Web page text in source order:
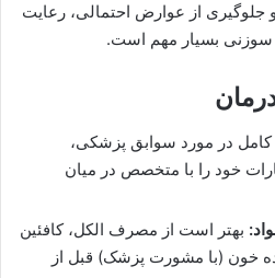
و جلوگیری از عوارض احتمالی، رعایت
سوزنی بسیار مهم است.
کامل در مورد سوابق پزشکی،
خود را با متخصص در میان
بهتر است از مصرف الکل، کافئین
خون (با مشورت پزشک) قبل از